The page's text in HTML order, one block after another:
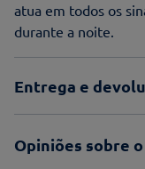
atua em todos os
durante a noite.
Entrega e
Opiniões sobre